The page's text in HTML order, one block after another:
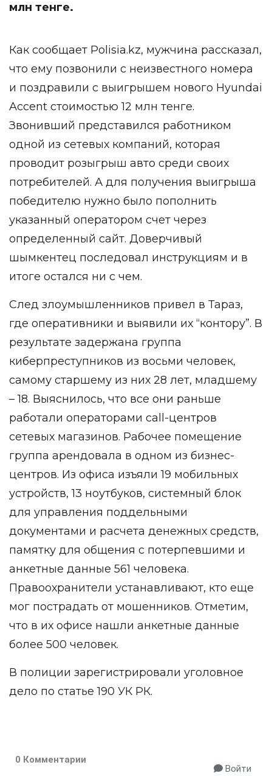
млн тенге.
Как сообщает Polisia.kz, мужчина рассказал,
что ему позвонили с неизвестного номера
и поздравили с выигрышем нового Hyundai
Accent стоимостью 12 млн тенге.
Звонивший представился работником
одной из сетевых компаний, которая
проводит розыгрыш авто среди своих
потребителей. А для получения выигрыша
победителю нужно было пополнить
указанный оператором счет через
определенный сайт. Доверчивый
шымкентец последовал инструкциям и в
итоге остался ни с чем.
След злоумышленников привел в Тараз,
где оперативники и выявили их “контору”. В
результате задержана группа
киберпреступников из восьми человек,
самому старшему из них 28 лет, младшему
– 18. Выяснилось, что все они раньше
работали операторами call-центров
сетевых магазинов. Рабочее помещение
группа арендовала в одном из бизнес-
центров. Из офиса изъяли 19 мобильных
устройств, 13 ноутбуков, системный блок
для управления поддельными
документами и расчета денежных средств,
памятку для общения с потерпевшими и
анкетные данные 561 человека.
Правоохранители устанавливают, кто еще
мог пострадать от мошенников. Отметим,
что в их офисе нашли анкетные данные
более 500 человек.
В полиции зарегистрировали уголовное
дело по статье 190 УК РК.
0 Комментарии
Войти